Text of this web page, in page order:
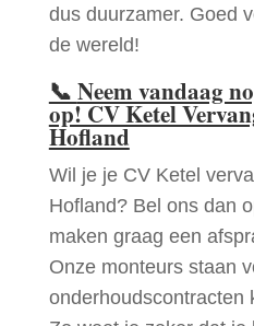
dus duurzamer. Goed
de wereld!
📞 Neem vandaag
op! CV Ketel
Hofland
Wil je je CV Ketel
Hofland? Bel ons dan
maken graag een
Onze monteurs staan
onderhoudscontracten